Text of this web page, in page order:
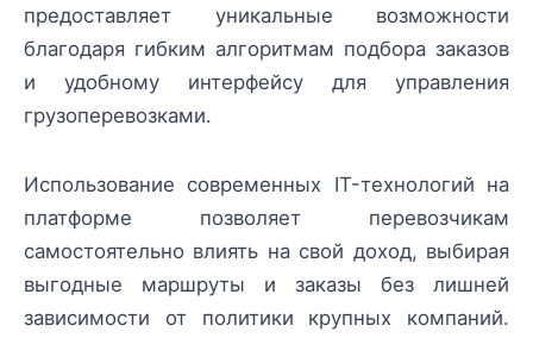
предоставляет уникальные возможности
благодаря гибким алгоритмам подбора заказов
и удобному интерфейсу для управления
грузоперевозками.
Использование современных IT-технологий на
платформе позволяет перевозчикам
самостоятельно влиять на свой доход, выбирая
выгодные маршруты и заказы без лишней
зависимости от политики крупных компаний.